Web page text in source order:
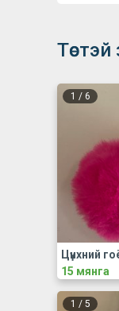
1 / 6
Цүнхний
15 мянга
1 / 5